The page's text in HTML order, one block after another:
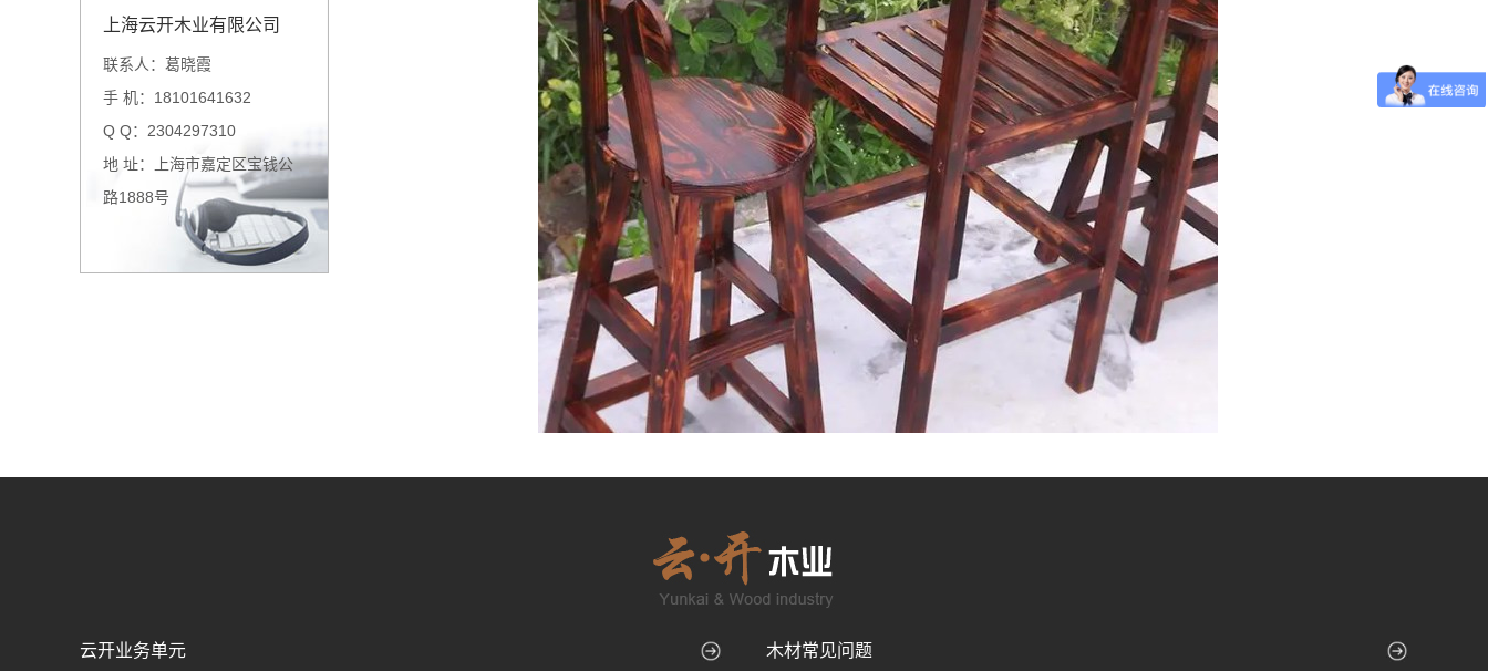
上海云开木业有限公司
联系人：葛晓霞
手 机：18101641632
Q Q：2304297310
地 址：上海市嘉定区宝钱公
路1888号
云开业务单元 木材常见问题